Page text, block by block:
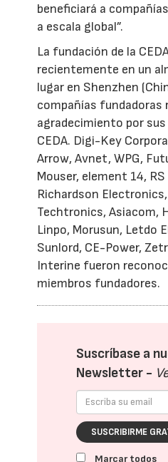
beneficiará a
a escala global”.
La fundación de la
recientemente en un
lugar en Shenzhen
compañías fundadoras
agradecimiento por
CEDA. Digi-Key
Arrow, Avnet, WPG,
Mouser, element 14,
Richardson
Techtronics, Asiacom,
Linpo, Morusun, Letdo
Sunlord, CE-Power,
Interine fueron
miembros fundadores.
Suscríbase a
Newsletter -
SUSCRIBIRME
Marcar todos